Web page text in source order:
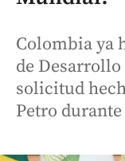
Colombia ya
de Desarrollo
solicitud
Petro